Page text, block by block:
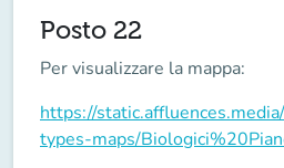
Posto 22
Per visualizzare la mappa:
https://
types-maps/